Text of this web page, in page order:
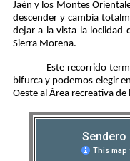
Jaén y los Montes
descender y cambia
dejar a la vista la loclidad
Sierra Morena.
Este recorrido
bifurca y podemos elegir
Oeste al Área recreativa de